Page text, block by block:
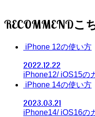
RECOMMEND
iPhone 12の使い方
2022.12.22
iPhone12/ iOS15の
iPhone 14の使い方
2023.03.21
iPhone14/ iOS16の